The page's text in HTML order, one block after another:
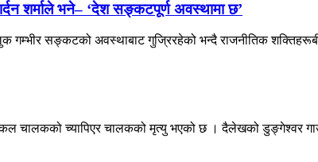
शर्माले भने– ‘देश सङ्कटपूर्ण अवस्थामा छ’
गम्भीर सङ्कटको अवस्थाबाट गुज्रिरहेको भन्दै राजनीतिक
चालकको च्यापिएर चालकको मृत्यु भएको छ । दैलेखको डुङ्गेश्वर